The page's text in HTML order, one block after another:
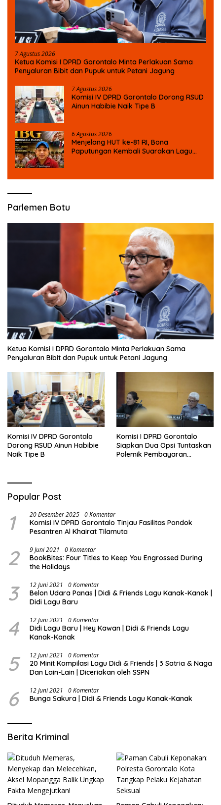
7 Agustus 2026
Ketua Komisi I DPRD Gorontalo Minta Perlakuan Sama
Penyaluran Bibit dan Pupuk untuk Petani Jagung
7 Agustus 2026
Komisi IV DPRD Gorontalo Dorong RSUD
Ainun Habibie Naik Tipe B
6 Agustus 2026
Menjelang HUT ke-81 RI, Bona
Paputungan Kembali Suarakan Lagu
Parlemen Botu
Ketua Komisi I DPRD Gorontalo Minta Perlakuan Sama
Penyaluran Bibit dan Pupuk untuk Petani Jagung
Komisi IV DPRD Gorontalo
Dorong RSUD Ainun Habibie
Naik Tipe B
Komisi I DPRD Gorontalo
Siapkan Dua Opsi Tuntaskan
Polemik Pembayaran
Popular Post
1 20 Desember 2025 0 Komentar
Komisi IV DPRD Gorontalo Tinjau Fasilitas Pondok
Pesantren Al Khairat Tilamuta
2 9 Juni 2021 0 Komentar
BookBites: Four Titles to Keep You Engrossed During
the Holidays
3 12 Juni 2021 0 Komentar
Belon Udara Panas | Didi & Friends Lagu Kanak-Kanak |
Didi Lagu Baru
4 12 Juni 2021 0 Komentar
Didi Lagu Baru | Hey Kawan | Didi & Friends Lagu
Kanak-Kanak
5 12 Juni 2021 0 Komentar
20 Minit Kompilasi Lagu Didi & Friends | 3 Satria & Naga
Dan Lain-Lain | Diceriakan oleh SSPN
6 12 Juni 2021 0 Komentar
Bunga Sakura | Didi & Friends Lagu Kanak-Kanak
Berita Kriminal